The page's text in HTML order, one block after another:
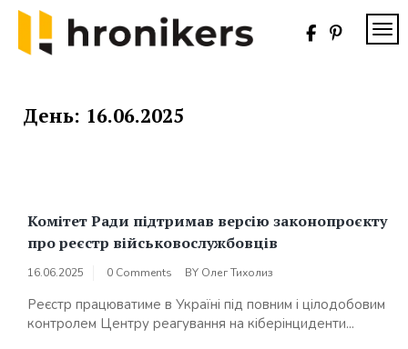
Skip
content
День: 16.06.2025
Комітет Ради підтримав версію законопроєкту
про реєстр військовослужбовців
16.06.2025 0 Comments BY Олег Тихолиз
Реєстр працюватиме в Україні під повним і цілодобовим
контролем Центру реагування на кіберінциденти...